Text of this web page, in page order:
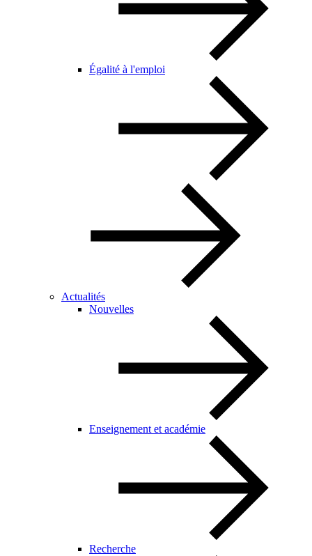
Égalité à l'emploi
Actualités
Nouvelles
Enseignement et académie
Recherche